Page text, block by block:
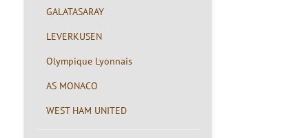
GALATASARAY
LEVERKUSEN
Olympique Lyonnais
AS MONACO
WEST HAM UNITED